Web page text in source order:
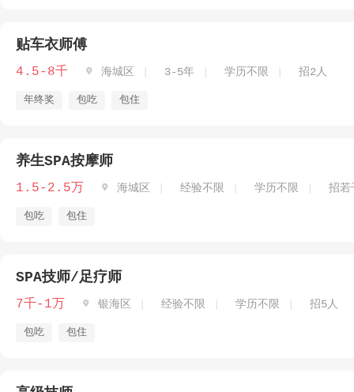
贴车衣师傅
4.5-8千  海城区 3-5年 学历不限 招2人
年终奖 包吃 包住
养生SPA按摩师
1.5-2.5万  海城区 经验不限 学历不限 招若
包吃 包住
SPA技师/足疗师
7千-1万  银海区 经验不限 学历不限 招5人
包吃 包住